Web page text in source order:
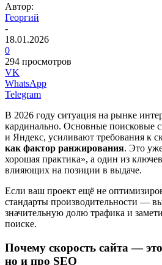
Автор:
Георгий
-
18.01.2026
0
294 просмотров
VK
WhatsApp
Telegram
В 2026 году ситуация на рынке
кардинально. Основные поисковые
и Яндекс, усиливают требования к
как фактор ранжирования. Это
хорошая практика», а один из
влияющих на позиции в выдаче.
Если ваш проект ещё не
стандарты производительности —
значительную долю трафика и
поиске.
Почему скорость сайта —
но и про SEO